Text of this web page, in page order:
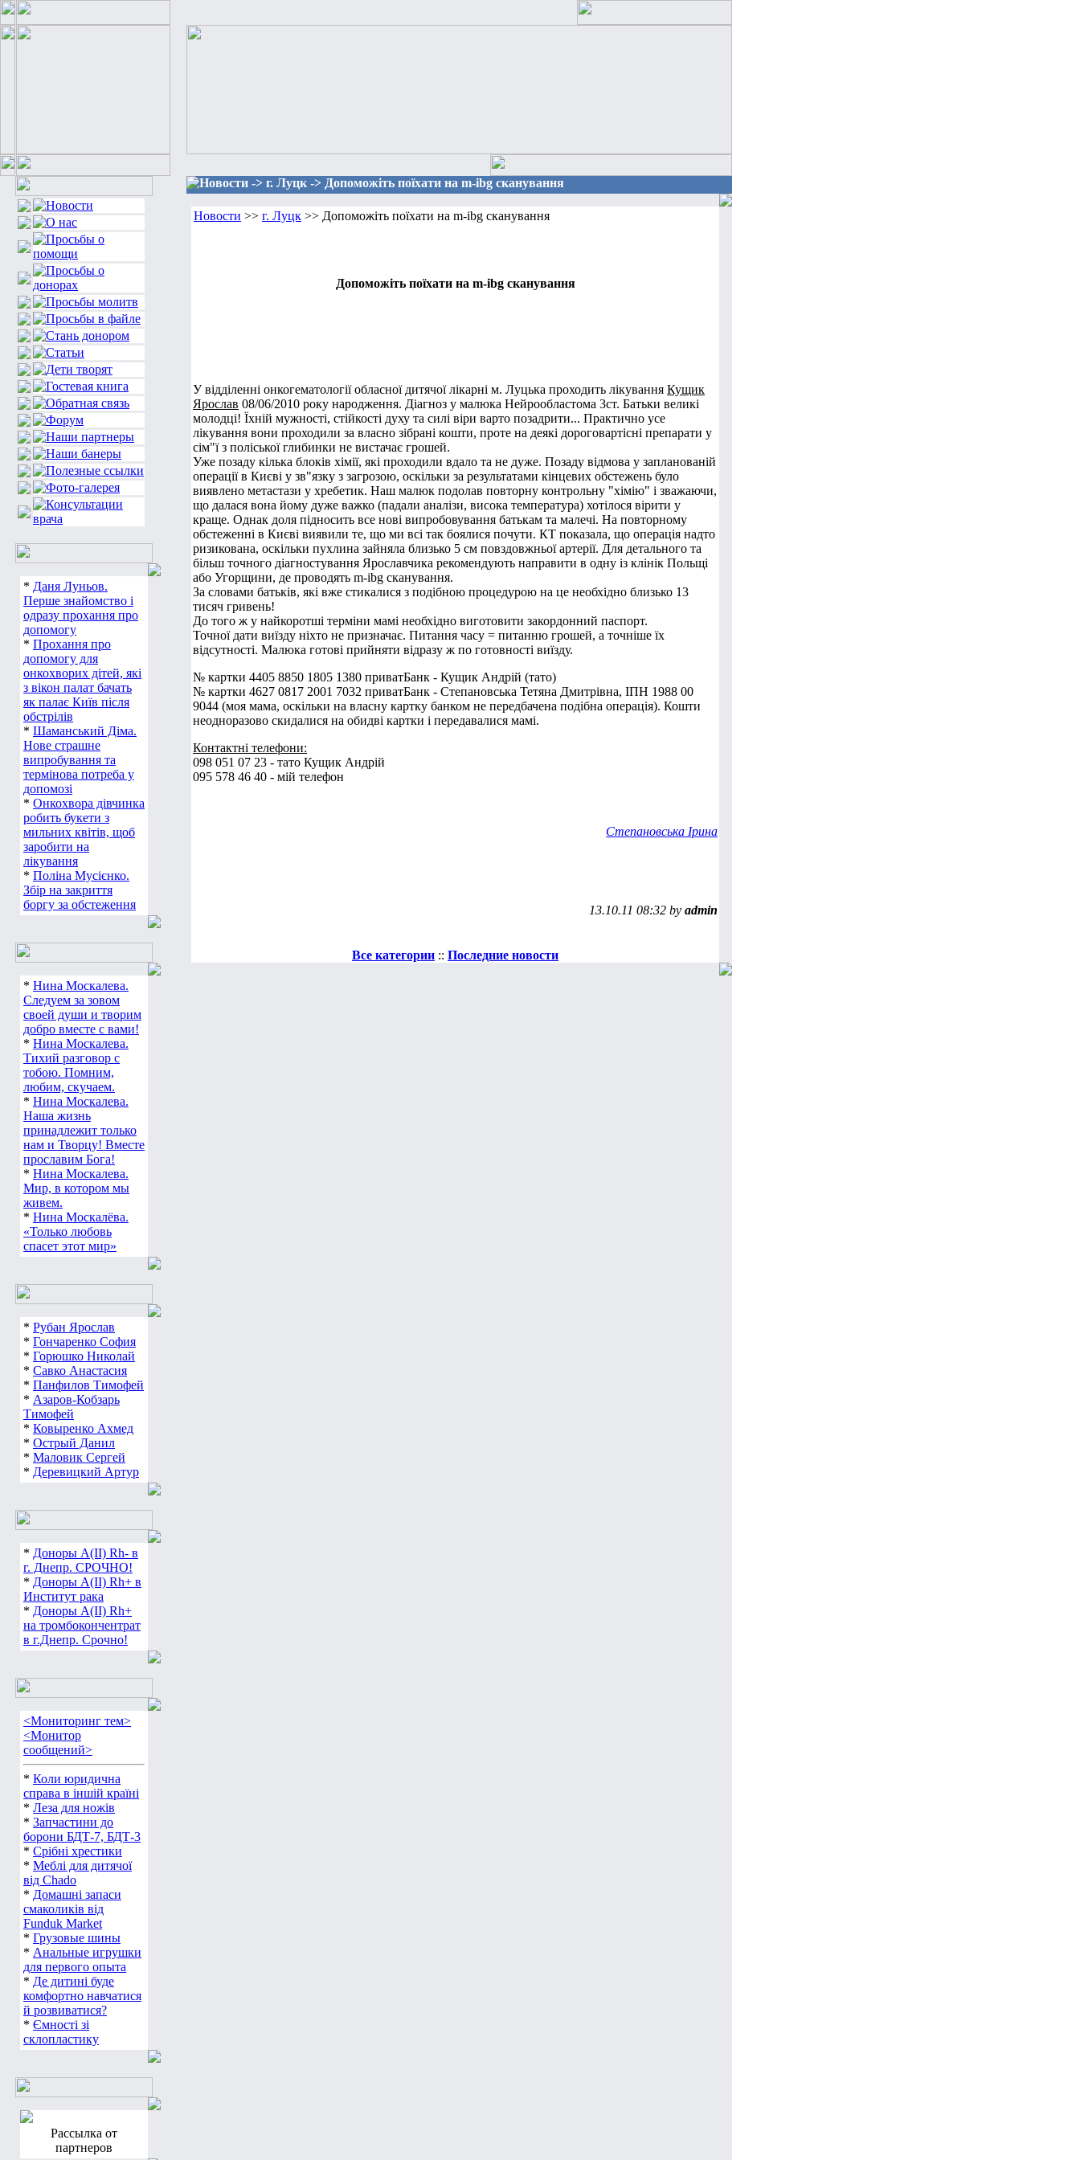
* Даня Луньов.
Перше знайомство і
одразу прохання про
допомогу
* Прохання про
допомогу для
онкохворих дітей, які
з вікон палат бачать
як палає Київ після
обстрілів
* Шаманський Діма.
Нове страшне
випробування та
термінова потреба у
допомозі
* Онкохвора дівчинка
робить букети з
мильних квітів, щоб
заробити на
лікування
* Поліна Мусієнко.
Збір на закриття
боргу за обстеження
* Нина Москалева.
Следуем за зовом
своей души и творим
добро вместе с вами!
* Нина Москалева.
Тихий разговор с
тобою. Помним,
любим, скучаем.
* Нина Москалева.
Наша жизнь
принадлежит только
нам и Творцу! Вместе
прославим Бога!
* Нина Москалева.
Мир, в котором мы
живем.
* Нина Москалёва.
«Только любовь
спасет этот мир»
* Рубан Ярослав
* Гончаренко София
* Горюшко Николай
* Савко Анастасия
* Панфилов Тимофей
* Азаров-Кобзарь
Тимофей
* Ковыренко Ахмед
* Острый Данил
* Маловик Сергей
* Деревицкий Артур
* Доноры А(ІІ) Rh- в
г. Днепр. СРОЧНО!
* Доноры А(ІІ) Rh+ в
Институт рака
* Доноры А(ІІ) Rh+
на тромбокончентрат
в г.Днепр. Срочно!
<Мониторинг тем>
<Монитор
сообщений>
* Коли юридична
справа в іншій країні
* Леза для ножів
* Запчастини до
борони БДТ-7, БДТ-3
* Срібні хрестики
* Меблі для дитячої
від Chado
* Домашні запаси
смаколиків від
Funduk Market
* Грузовые шины
* Анальные игрушки
для первого опыта
* Де дитині буде
комфортно навчатися
й розвиватися?
* Ємності зі
склопластику
Рассылка от
партнеров
Новости -> г. Луцк -> Допоможіть поїхати на m-ibg сканування
Новости >> г. Луцк >> Допоможіть поїхати на m-ibg сканування
Допоможіть поїхати на m-ibg сканування
У відділенні онкогематології обласної дитячої лікарні м. Луцька проходить лікування Кущик
Ярослав 08/06/2010 року народження. Діагноз у малюка Нейрообластома 3ст. Батьки великі
молодці! Їхній мужності, стійкості духу та силі віри варто позадрити... Практично усе
лікування вони проходили за власно зібрані кошти, проте на деякі дороговартісні препарати у
сім"ї з поліської глибинки не вистачає грошей.
Уже позаду кілька блоків хімії, які проходили вдало та не дуже. Позаду відмова у запланованій
операції в Києві у зв"язку з загрозою, оскільки за результатами кінцевих обстежень було
виявлено метастази у хребетик. Наш малюк подолав повторну контрольну "хімію" і зважаючи,
що далася вона йому дуже важко (падали аналізи, висока температура) хотілося вірити у
краще. Однак доля підносить все нові випробовування батькам та малечі. На повторному
обстеженні в Києві виявили те, що ми всі так боялися почути. КТ показала, що операція надто
ризикована, оскільки пухлина зайняла близько 5 см повздовжньої артерії. Для детального та
більш точного діагностування Ярославчика рекомендують направити в одну із клінік Польщі
або Угорщини, де проводять m-ibg сканування.
За словами батьків, які вже стикалися з подібною процедурою на це необхідно близько 13
тисяч гривень!
До того ж у найкоротші терміни мамі необхідно виготовити закордонний паспорт.
Точної дати виїзду ніхто не призначає. Питання часу = питанню грошей, а точніше їх
відсутності. Малюка готові прийняти відразу ж по готовності виїзду.
№ картки 4405 8850 1805 1380 приватБанк - Кущик Андрій (тато)
№ картки 4627 0817 2001 7032 приватБанк - Степановська Тетяна Дмитрівна, ІПН 1988 00
9044 (моя мама, оскільки на власну картку банком не передбачена подібна операція). Кошти
неодноразово скидалися на обидві картки і передавалися мамі.
Контактні телефони:
098 051 07 23 - тато Кущик Андрій
095 578 46 40 - мій телефон
Степановська Ірина
13.10.11 08:32 by admin
Все категории :: Последние новости